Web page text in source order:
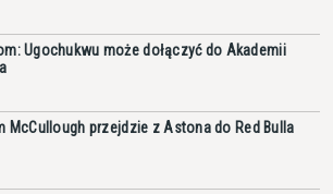
Ugochukwu może dołączyć do Akademii
McCullough przejdzie z Astona do Red Bulla